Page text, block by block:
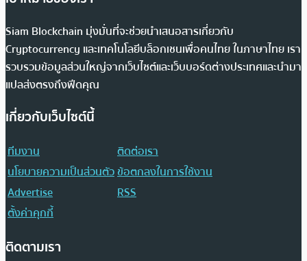
Siam Blockchain มุ่งมั่นที่จะช่วยนำเสนอสารเกี่ยวกับ
Cryptocurrency และเทคโนโลยีบล็อกเชนเพื่อคนไทย ในภาษาไทย เรา
รวบรวมข้อมูลส่วนใหญ่จากเว็บไซต์และเว็บบอร์ดต่างประเทศและนำมา
แปลส่งตรงถึงฟีดคุณ
เกี่ยวกับเว็บไซต์นี้
ทีมงาน
ติดต่อเรา
นโยบายความเป็นส่วนตัวข้อตกลงในการใช้งาน
Advertise
RSS
ตั้งค่าคุกกี้
ติดตามเรา